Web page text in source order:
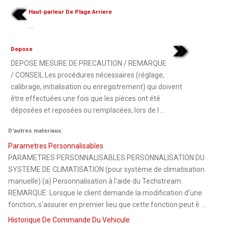
Haut-parleur De Plage Arriere
...
Depose
DEPOSE MESURE DE PRECAUTION / REMARQUE
/ CONSEIL Les procédures nécessaires (réglage,
calibrage, initialisation ou enregistrement) qui doivent
être effectuées une fois que les pièces ont été
déposées et reposées ou remplacées, lors de l ...
D'autres materiaux:
Parametres Personnalisables
PARAMETRES PERSONNALISABLES PERSONNALISATION DU
SYSTEME DE CLIMATISATION (pour système de climatisation
manuelle) (a) Personnalisation à l'aide du Techstream.
REMARQUE: Lorsque le client demande la modification d'une
fonction, s'assurer en premier lieu que cette fonction peut ê ...
Historique De Commande Du Vehicule